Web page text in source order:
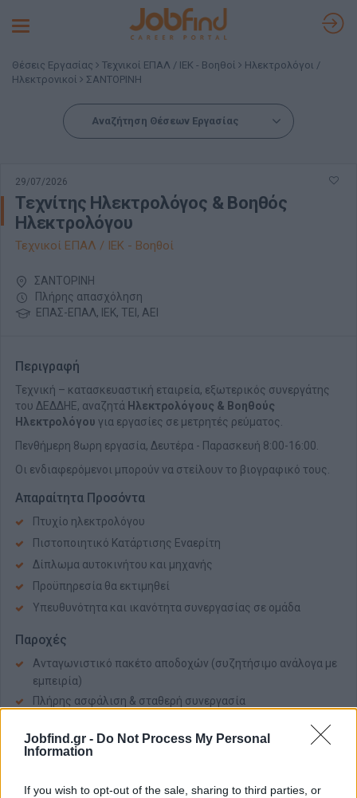
Jobfind.gr - Do Not Process My Personal
Information
If you wish to opt-out of the sale, sharing to third parties, or
Toggle
Θέσεις Εργασίας Τεχνικοί ΕΠΑΛ / ΙΕΚ - Βοηθοί
Ηλεκτρολόγοι /
Ηλεκτρονικοί
ΣΑΝΤΟΡΙΝΗ
Αναζήτηση Θέσεων Εργασίας
29/07/2026
Τεχνίτης Ηλεκτρολόγος & Βοηθός
Ηλεκτρολόγου
Τεχνικοί ΕΠΑΛ / ΙΕΚ - Βοηθοί
ΣΑΝΤΟΡΙΝΗ
Πλήρης απασχόληση
ΕΠΑΣ-ΕΠΑΛ, ΙΕΚ, ΤΕΙ, ΑΕΙ
Περιγραφή
Τεχνική – κατασκευαστική εταιρεία, εξωτερικός συνεργάτης
του ΔΕΔΔΗΕ, αναζητά Ηλεκτρολόγους & Βοηθούς
Ηλεκτρολόγου για εργασίες σε μετρητές ρεύματος.
Πενθήμερη 8ωρη εργασία, Δευτέρα - Παρασκευή 8:00-16:00.
Οι ενδιαφερόμενοι μπορούν να στείλουν το βιογραφικό τους.
Απαραίτητα Προσόντα
Πτυχίο ηλεκτρολόγου
Πιστοποιητικό Κατάρτισης Εναερίτη
Δίπλωμα αυτοκινήτου και μηχανής
Προϋπηρεσία θα εκτιμηθεί
Υπευθυνότητα και ικανότητα συνεργασίας σε ομάδα
Παροχές
Ανταγωνιστικό πακέτο αποδοχών (συζητήσιμο ανάλογα με
εμπειρία)
Πλήρης ασφάλιση & σταθερή συνεργασία
Παροχή εξοπλισμού και εταιρικού οχήματος μετακίνησης
Συνεχής εκπαίδευση και δυνατότητα επαγγελματικής